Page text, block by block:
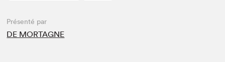
Présenté par
DE MORTAGNE